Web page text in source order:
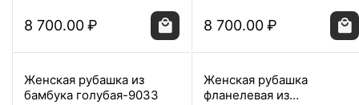
8 700.00₽ 8 700.00₽
Женская рубашка из
бамбука голубая-9033
Женская рубашка
фланелевая из